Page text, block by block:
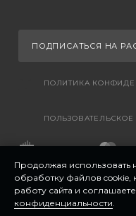
ПОДПИСАТЬСЯ НА
ПОЛИТИКА
Продолжая использовать
обработку файлов
работу сайта и
конфиденциальности.